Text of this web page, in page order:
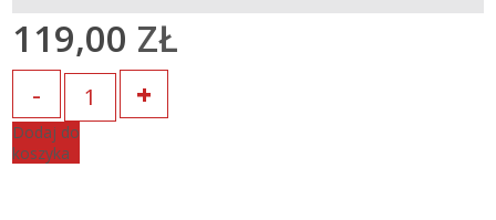
119,00 ZŁ
Dodaj do
koszyka